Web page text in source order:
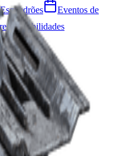
Esquadrões
Eventos de
de Habilidades